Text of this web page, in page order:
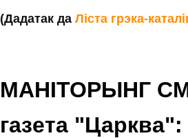
(Дадатак да Ліста грэка-
МАНІТОРЫНГ
газета